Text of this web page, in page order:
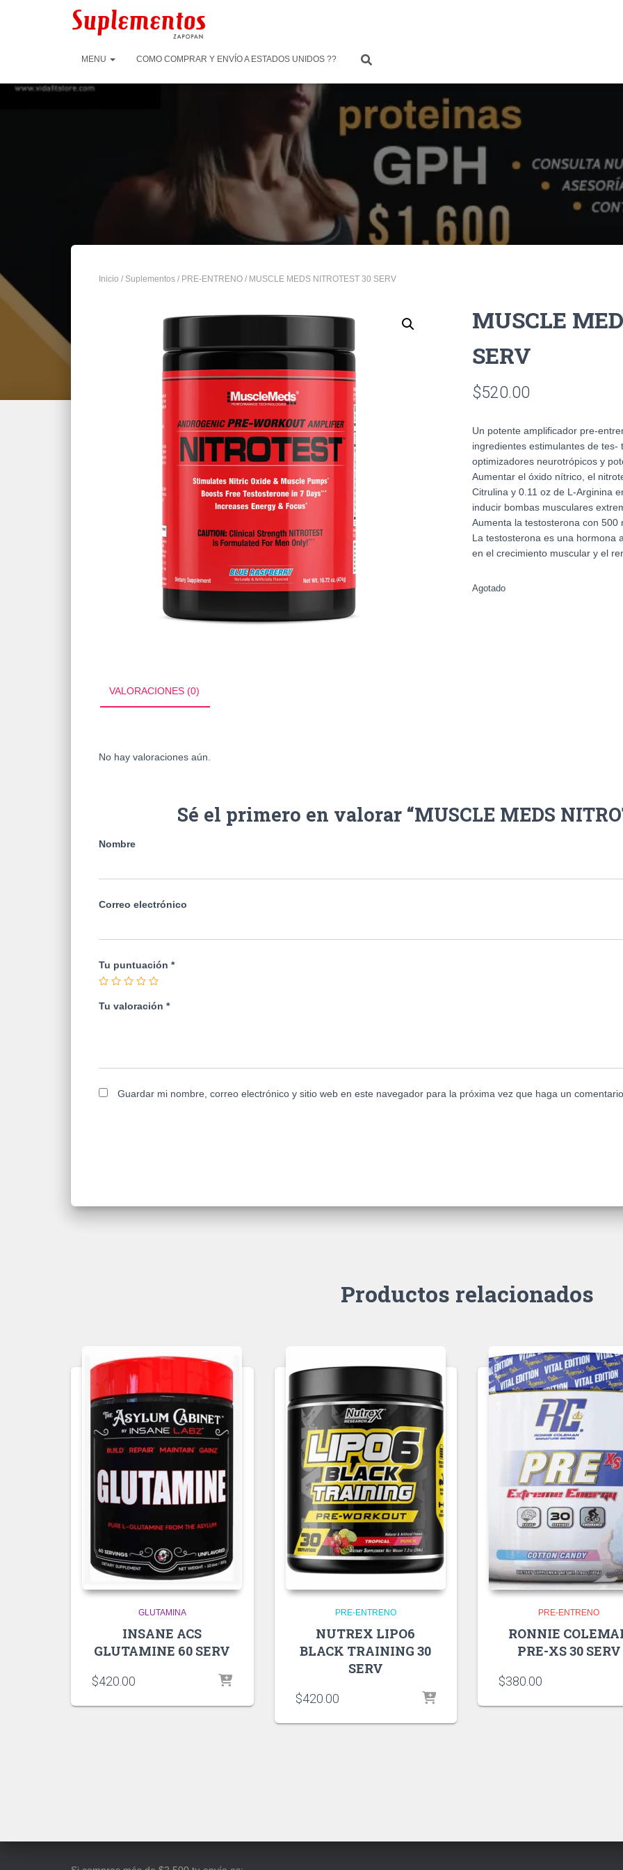
MENU COMO COMPRAR Y ENVÍO A ESTADOS UNIDOS ??
Inicio / Suplementos / PRE-ENTRENO / MUSCLE MEDS NITROTEST 30 SERV
MUSCLE
SERV
$520.00
Un potente amplificador pre-
ingredientes estimulantes de
optimizadores neurotrópicos y
Aumentar el óxido nítrico, el
Citrulina y 0.11 oz de L-Arginina
inducir bombas musculares
Aumenta la testosterona con
La testosterona es una hormona
en el crecimiento muscular y el
Agotado
VALORACIONES (0)
No hay valoraciones aún.
Sé el primero en valorar “MUSCLE MEDS
Nombre
Correo electrónico
Tu puntuación *
Tu valoración *
Guardar mi nombre, correo electrónico y sitio web en este navegador para la próxima vez que haga un
Productos relacionados
GLUTAMINA
INSANE ACS
GLUTAMINE 60 SERV
$420.00
PRE-ENTRENO
NUTREX LIPO6
BLACK TRAINING 30
SERV
$420.00
PRE-ENTRENO
RONNIE
PRE-XS 30 SERV
$380.00